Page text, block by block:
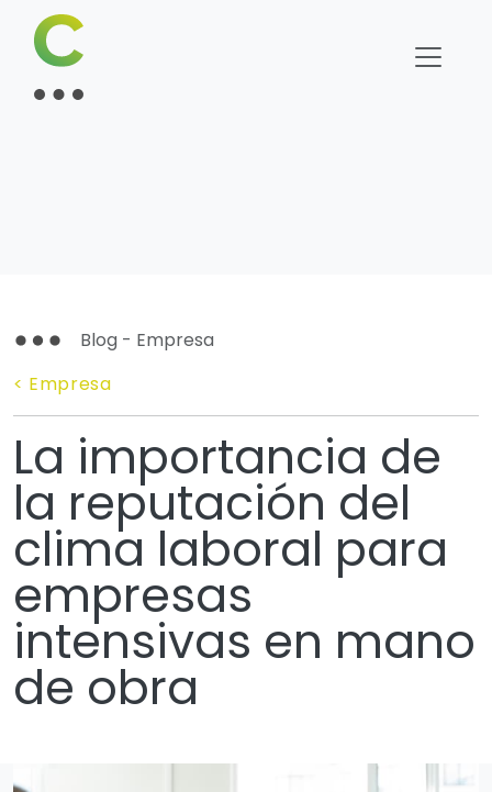
Blog - Empresa
< Empresa
La importancia de
la reputación del
clima laboral para
empresas
intensivas en mano
de obra